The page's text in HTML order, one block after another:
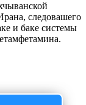
следовашего
и баке системы